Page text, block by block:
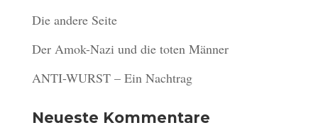
Die andere Seite
Der Amok-Nazi und die toten Männer
ANTI-WURST – Ein Nachtrag
Neueste Kommentare